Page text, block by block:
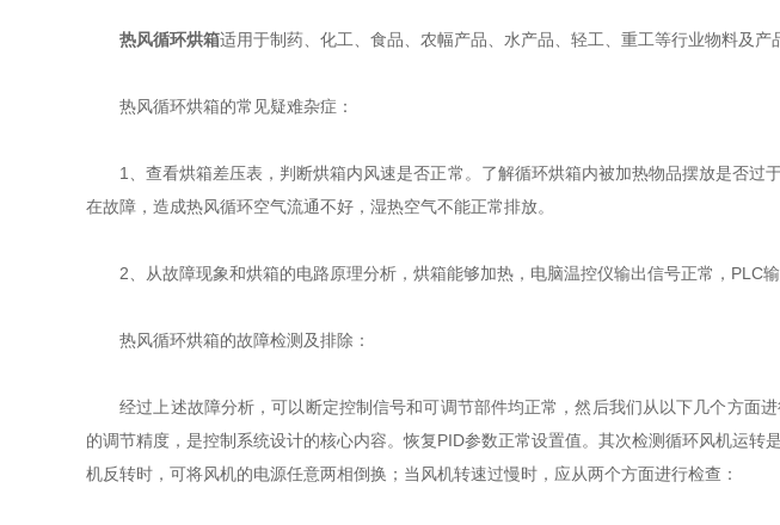
热风循环烘箱适用于制药、化工、食品、农幅产品、水产品、轻工、重工等行业物料及产
热风循环烘箱的常见疑难杂症：
1、查看烘箱差压表，判断烘箱内风速是否正常。了解循环烘箱内被加热物品摆放是否过
在故障，造成热风循环空气流通不好，湿热空气不能正常排放。
2、从故障现象和烘箱的电路原理分析，烘箱能够加热，电脑温控仪输出信号正常，PLC输
热风循环烘箱的故障检测及排除：
经过上述故障分析，可以断定控制信号和可调节部件均正常，然后我们从以下几个方面
的调节精度，是控制系统设计的核心内容。恢复PID参数正常设置值。其次检测循环风机运
机反转时，可将风机的电源任意两相倒换；当风机转速过慢时，应从两个方面进行检查：